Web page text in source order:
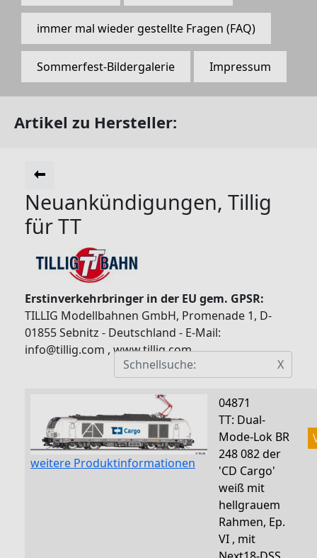
immer mal wieder gestellte Fragen (FAQ)
Sommerfest-Bildergalerie Impressum
Artikel zu Hersteller:
Neuankündigungen, Tillig
für TT
Erstinverkehrbringer in der EU gem. GPSR:
TILLIG Modellbahnen GmbH, Promenade 1, D-
01855 Sebnitz - Deutschland - E-Mail:
info@tillig.com , www.tillig.com
X
weitere Produktinformationen
04871
TT: Dual-
Mode-Lok BR
248 082 der
'CD Cargo'
weiß mit
hellgrauem
Rahmen, Ep.
VI , mit